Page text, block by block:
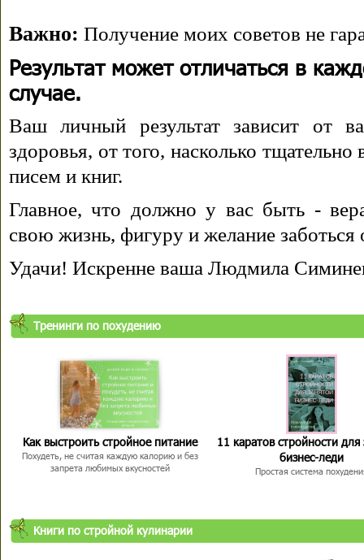
Важно: Получение моих советов не
Результат может отличаться в
случае.
Ваш личный результат зависит от
здоровья, от того, насколько
писем и книг.
Главное, что должно у вас быть -
свою жизнь, фигуру и желание заботься
Удачи! Искренне ваша Людмила
Тренинги по похудению
Как выстроить стройное питание
Похудеть, не считая каждую калорию и без
запрета любимых вкусностей
11 каратов стройности для
бизнес-леди
Простая система
Книги по стройной кулинарии